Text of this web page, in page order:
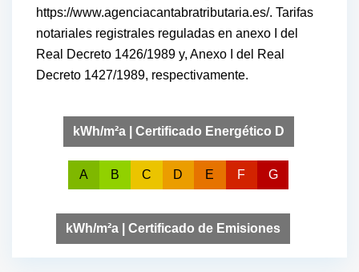
https://www.agenciacantabratributaria.es/. Tarifas
notariales registrales reguladas en anexo I del
Real Decreto 1426/1989 y, Anexo I del Real
Decreto 1427/1989, respectivamente.
kWh/m²a | Certificado Energético D
A B C D E F G
kWh/m²a | Certificado de Emisiones